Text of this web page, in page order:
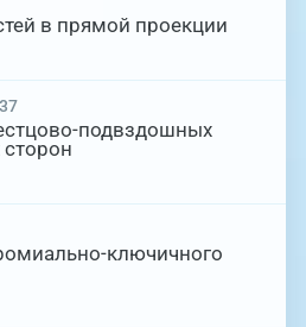
в прямой проекции
подвздошных
ключичного